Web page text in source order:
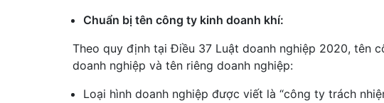
Chuẩn bị tên công ty kinh doanh khí:
Theo quy định tại Điều 37 Luật doanh nghiệp 2020, tên
doanh nghiệp và tên riêng doanh nghiệp:
Loại hình doanh nghiệp được viết là “công ty trách